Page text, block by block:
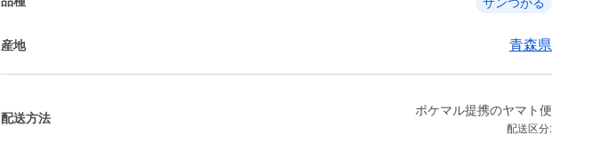
産地 青森県
配送方法
ポケマル提携のヤマト便
配送区分: